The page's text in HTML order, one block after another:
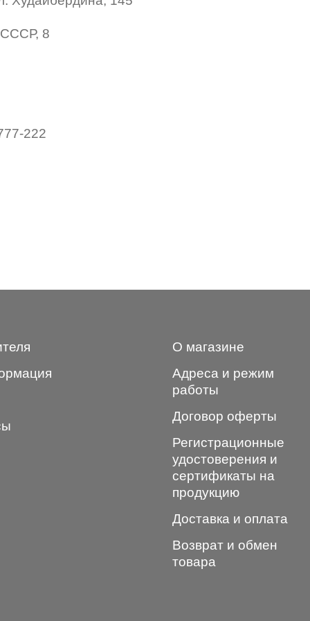
СССР, 8
222
О магазине
Адреса и режим
работы
Договор оферты
Регистрационные
удостоверения и
сертификаты на
продукцию
Доставка и оплата
Возврат и обмен
товара